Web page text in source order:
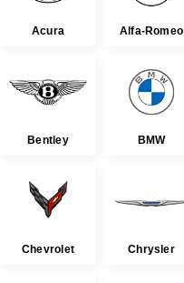
Acura Alfa-Romeo
Bentley BMW
Chevrolet Chrysler